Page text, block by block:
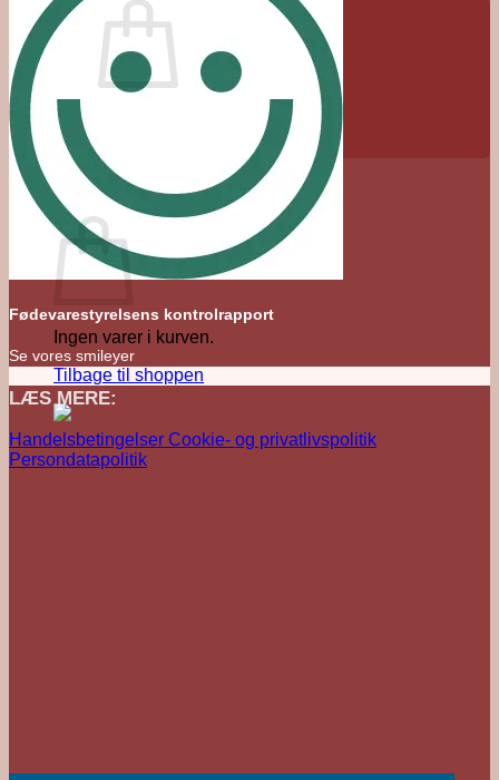
Kurv
Ingen varer i kurven.
Tilbage til shoppen
Fødevarestyrelsens kontrolrapport
Se vores smileyer
LÆS MERE:
Handelsbetingelser Cookie- og privatlivspolitik
Persondatapolitik